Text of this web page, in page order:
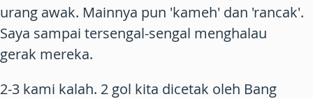
urang awak. Mainnya pun 'kameh' dan 'rancak'.
Saya sampai tersengal-sengal menghalau
gerak mereka.
2-3 kami kalah. 2 gol kita dicetak oleh Bang